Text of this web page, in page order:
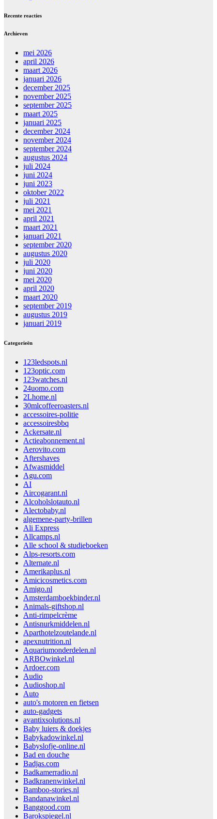
Recente reacties
Archieven
mei 2026
april 2026
maart 2026
januari 2026
december 2025
november 2025
september 2025
maart 2025
januari 2025
december 2024
november 2024
september 2024
augustus 2024
juli 2024
juni 2024
juni 2023
oktober 2022
juli 2021
mei 2021
april 2021
maart 2021
januari 2021
september 2020
augustus 2020
juli 2020
juni 2020
mei 2020
april 2020
maart 2020
september 2019
augustus 2019
januari 2019
Categorieën
123ledspots.nl
123optic.com
123watches.nl
24uomo.com
2Lhome.nl
30mlcoffeeroasters.nl
accessoires-politie
accessoiresbbq
Ackersate.nl
Actieabonnement.nl
Aerovito.com
Aftershaves
Afwasmiddel
Agu.com
AI
Aircogarant.nl
Alcoholslotauto.nl
Alectobaby.nl
algemene-party-brillen
Ali Express
Allcamps.nl
Alle school & studieboeken
Alps-resorts.com
Alternate.nl
Amerikaplus.nl
Amicicosmetics.com
Amigo.nl
Amsterdamboekbinder.nl
Animals-giftshop.nl
Anti-rimpelcrème
Antisnurkmiddelen.nl
Aparthotelzoutelande.nl
apexnutrition.nl
Aquariumonderdelen.nl
ARBOwinkel.nl
Ardoer.com
Audio
Audioshop.nl
Auto
auto's motoren en fietsen
auto-gadgets
avantixsolutions.nl
Baby luiers & doekjes
Babykadowinkel.nl
Babyslofje-online.nl
Bad en douche
Badjas.com
Badkamerradio.nl
Badkranenwinkel.nl
Bamboo-stories.nl
Bandanawinkel.nl
Banggood.com
Barokspiegel.nl